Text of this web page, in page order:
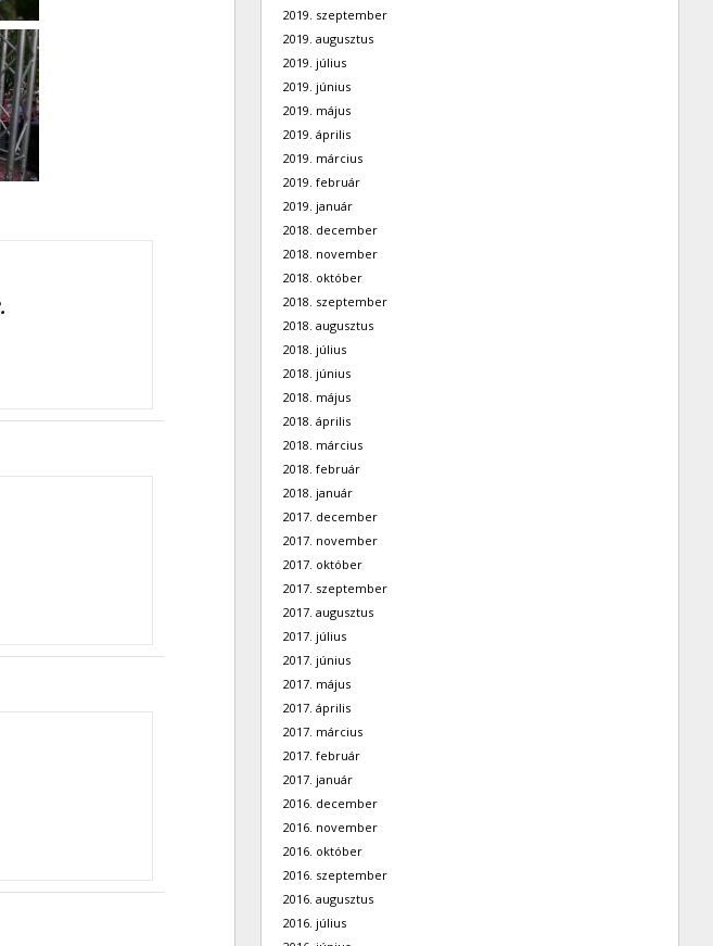
2019. szeptember
2019. augusztus
2019. július
2019. június
2019. május
2019. április
2019. március
2019. február
2019. január
2018. december
2018. november
2018. október
2018. szeptember
2018. augusztus
2018. július
2018. június
2018. május
2018. április
2018. március
2018. február
2018. január
2017. december
2017. november
2017. október
2017. szeptember
2017. augusztus
2017. július
2017. június
2017. május
2017. április
2017. március
2017. február
2017. január
2016. december
2016. november
2016. október
2016. szeptember
2016. augusztus
2016. július